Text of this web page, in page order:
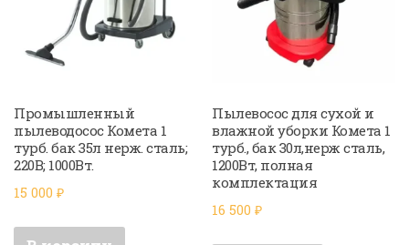
Промышленный
пылеводосос Комета 1
турб. бак 35л нерж. сталь;
220В; 1000Вт.
15 000 ₽
Пылевосос для сухой и
влажной уборки Комета 1
турб., бак 30л,нерж сталь,
1200Вт, полная
комплектация
16 500₽